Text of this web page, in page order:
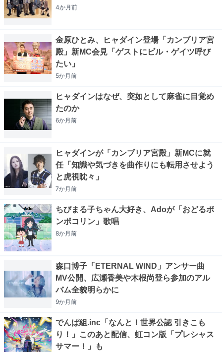
4か月前
金原ひとみ、ヒャダイン登場「カンブリア宮
殿」新MC会見「ゲストにビル・ゲイツ呼び
たい」
5か月前
ヒャダインはなぜ、突如として麻雀に目覚め
たのか
6か月前
ヒャダインが「カンブリア宮殿」新MCに就
任「知識や気づきを曲作りにも転用させよう
と虎視眈々」
7か月前
ちびまる子ちゃん大好き、Adoが「おどるポ
ンポコリン」歌唱
8か月前
森口博子「ETERNAL WIND」アンサー曲
MV公開、広瀬香美や木根尚登ら参加のアル
バム全貌明らかに
9か月前
でんぱ組.inc「なんと！世界公認 引きこも
り！」このあと配信、虹コン版「プレシャス
サマー！」も